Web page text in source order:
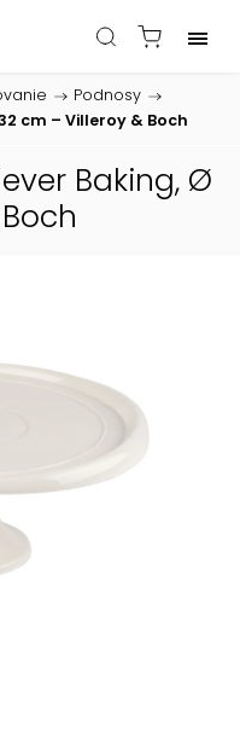
/ Podnosy /
cm – Villeroy & Boch
Baking, Ø